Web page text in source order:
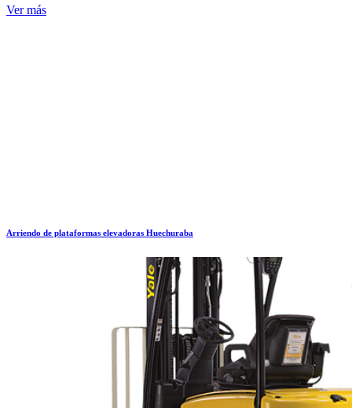
Ver más
Arriendo de plataformas elevadoras Huechuraba